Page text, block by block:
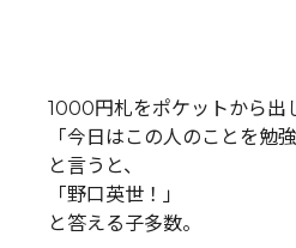
1000円札をポケットから出
「今日はこの人のことを勉強
と言うと、
「野口英世！」
と答える子多数。